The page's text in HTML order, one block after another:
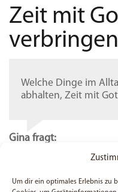
Um dir ein optimales Erlebnis zu
Zeit mit
verbringen
Welche Dinge im
abhalten, Zeit mit
Gina fragt:
Kommentare zu: Zeit